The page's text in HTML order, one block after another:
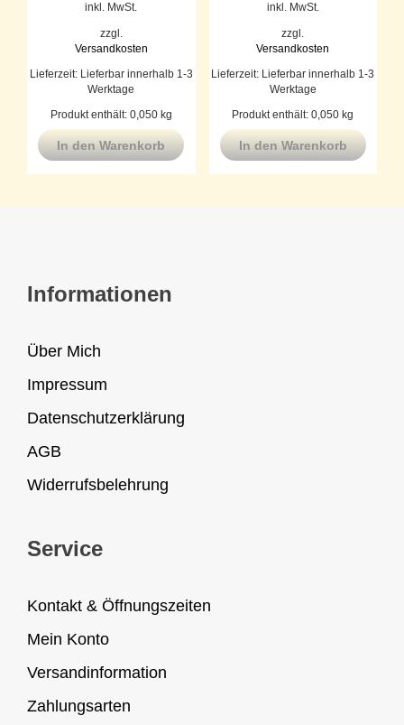
inkl. MwSt.
zzgl.
Versandkosten
Lieferzeit: Lieferbar innerhalb 1-3
Werktage
Produkt enthält: 0,050 kg
In den Warenkorb
inkl. MwSt.
zzgl.
Versandkosten
Lieferzeit: Lieferbar innerhalb 1-3
Werktage
Produkt enthält: 0,050kg
In den Warenkorb
Informationen
Über Mich
Impressum
Datenschutzerklärung
AGB
Widerrufsbelehrung
Service
Kontakt & Öffnungszeiten
Mein Konto
Versandinformation
Zahlungsarten